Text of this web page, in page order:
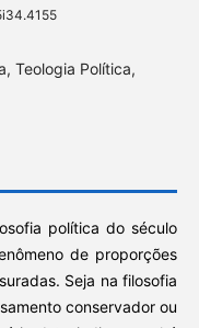
Teologia Política,
política do século
de proporções
Seja na filosofia
conservador ou